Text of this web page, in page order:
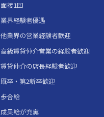
面接1回
業界経験者優遇
他業界の営業経験者歓迎
高級賃貸仲介営業の経験者歓迎
賃貸仲介の店長経験者歓迎
既卒・第2新卒歓迎
歩合給
成果給が充実